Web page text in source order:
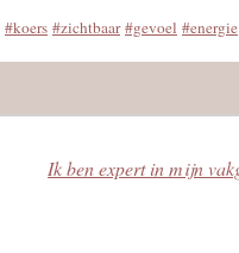
#koers #zichtbaar #gevoel #energie
Ik ben expert in mijn